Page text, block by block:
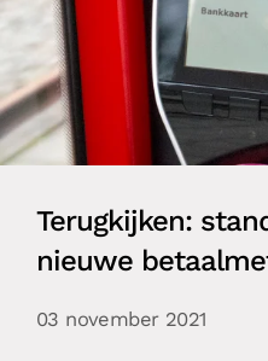
Terugkijken:
nieuwe
03 november 2021